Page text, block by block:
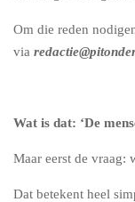
Om die reden
via
Wat is dat: ‘De
Maar eerst de vraag:
Dat betekent heel